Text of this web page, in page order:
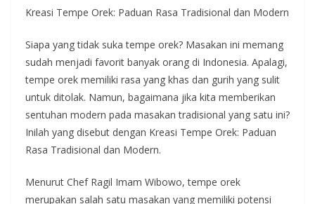
Kreasi Tempe Orek: Paduan Rasa Tradisional dan Modern
Siapa yang tidak suka tempe orek? Masakan ini memang
sudah menjadi favorit banyak orang di Indonesia. Apalagi,
tempe orek memiliki rasa yang khas dan gurih yang sulit
untuk ditolak. Namun, bagaimana jika kita memberikan
sentuhan modern pada masakan tradisional yang satu ini?
Inilah yang disebut dengan Kreasi Tempe Orek: Paduan
Rasa Tradisional dan Modern.
Menurut Chef Ragil Imam Wibowo, tempe orek
merupakan salah satu masakan yang memiliki potensi